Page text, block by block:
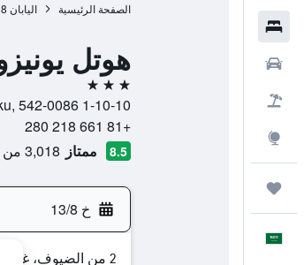
الصفحة الرئيسية اليابان
هوتل
3 نجوم
1-10-10 Nishi Shinsaibashi, Chuo-ku, 542-0086, أوساكا, محافظة أوساكا, اليابان
+81 661 218 280
8.5 ممتاز 3,018 من التقييمات تم التحقق منها
خ 13/8
2 من الضيوف، غرفة واحدة